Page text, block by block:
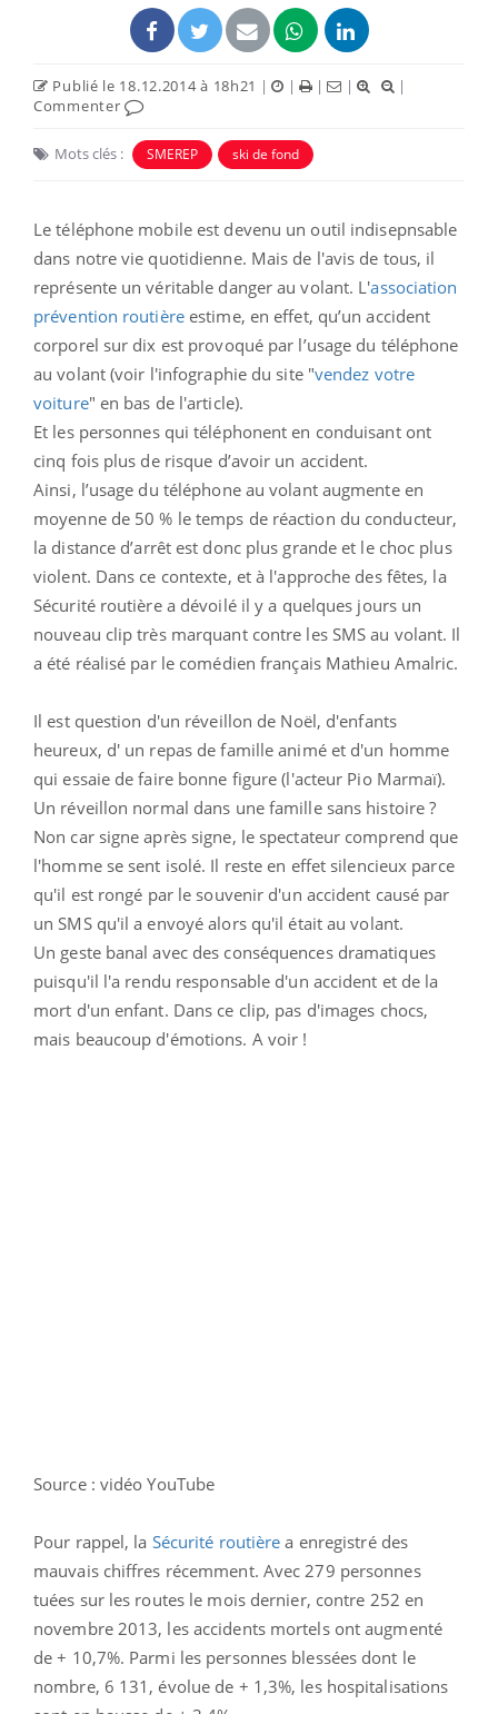
Publié le 18.12.2014 à 18h21 | | | |
|
Commenter
Mots clés : SMEREP ski de fond
Le téléphone mobile est devenu un outil indisepnsable
dans notre vie quotidienne. Mais de l'avis de tous, il
représente un véritable danger au volant. L'association
prévention routièreestime, en effet, qu’un accident
corporel sur dix est provoqué par l’usage du téléphone
au volant (voir l'infographie du site "vendez votre
voiture" en bas de l'article).
Et les personnes qui téléphonent en conduisant ont
cinq fois plus de risque d’avoir un accident.
Ainsi, l’usage du téléphone au volant augmente en
moyenne de 50 % le temps de réaction du conducteur,
la distance d’arrêt est donc plus grande et le choc plus
violent. Dans ce contexte, et à l'approche des fêtes, la
Sécurité routière a dévoilé il y a quelques jours un
nouveau clip très marquant contre les SMS au volant. Il
a été réalisé par le comédien français Mathieu Amalric.
Il est question d'un réveillon de Noël, d'enfants
heureux, d' un repas de famille animé et d'un homme
qui essaie de faire bonne figure (l'acteur Pio Marmaï).
Un réveillon normal dans une famille sans histoire ?
Non car signe après signe, le spectateur comprend que
l'homme se sent isolé. Il reste en effet silencieux parce
qu'il est rongé par le souvenir d'un accident causé par
un SMS qu'il a envoyé alors qu'il était au volant.
Un geste banal avec des conséquences dramatiques
puisqu'il l'a rendu responsable d'un accident et de la
mort d'un enfant. Dans ce clip, pas d'images chocs,
mais beaucoup d'émotions. A voir !
Source : vidéo YouTube
Pour rappel, la Sécurité routière a enregistré des
mauvais chiffres récemment. Avec 279 personnes
tuées sur les routes le mois dernier, contre 252 en
novembre 2013, les accidents mortels ont augmenté
de + 10,7%. Parmi les personnes blessées dont le
nombre, 6 131, évolue de + 1,3%, les hospitalisations